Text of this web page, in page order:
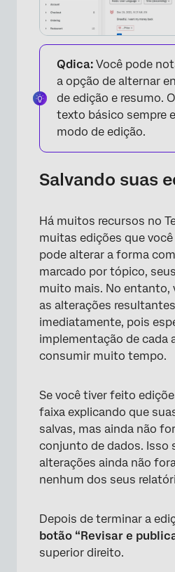
Qdica: Você pode
a opção de alternar
de edição e resumo.
texto básico sempre
modo de edição.
Salvando suas
Há muitos recursos no
muitas edições que
pode alterar a forma
marcado por tópico,
muito mais. No entanto,
as alterações
imediatamente, pois
implementação de cada
consumir muito tempo.
Se você tiver feito
faixa explicando que
salvas, mas ainda não
conjunto de dados. Isso
alterações ainda não
nenhum dos seus
Depois de terminar a
botão “Revisar e
superior direito.